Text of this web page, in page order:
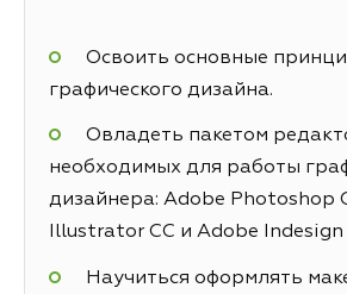
Освоить основные
графического дизайна.
Овладеть пакетом
необходимых для работы
дизайнера: Adobe Photoshop
Illustrator CC и Adobe Indesign
Научиться оформлять